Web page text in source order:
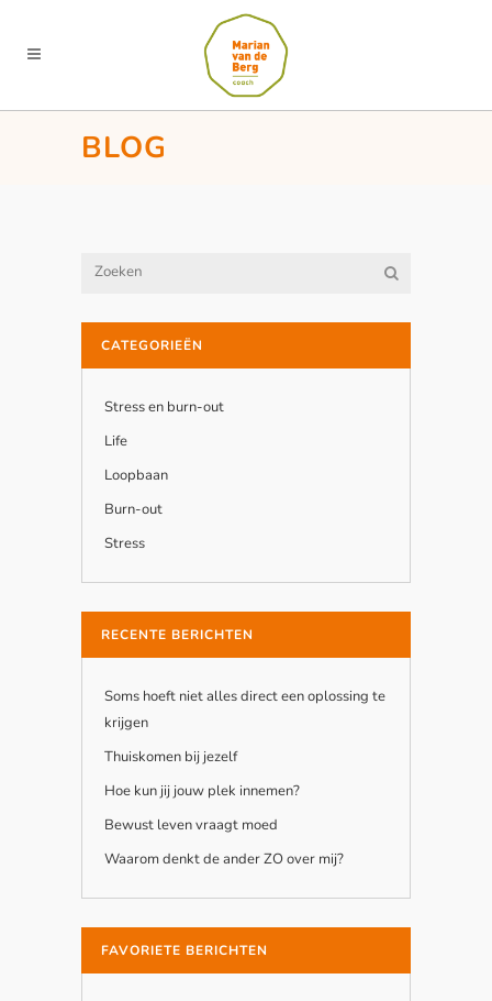
BLOG
CATEGORIEËN
Stress en burn-out
Life
Loopbaan
Burn-out
Stress
RECENTE BERICHTEN
Soms hoeft niet alles direct een oplossing te
krijgen
Thuiskomen bij jezelf
Hoe kun jij jouw plek innemen?
Bewust leven vraagt moed
Waarom denkt de ander ZO over mij?
FAVORIETE BERICHTEN